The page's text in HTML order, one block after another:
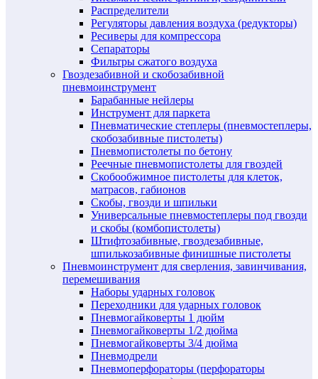
Распределители
Регуляторы давления воздуха (редукторы)
Ресиверы для компрессора
Сепараторы
Фильтры сжатого воздуха
Гвоздезабивной и скобозабивной
пневмоинструмент
Барабанные нейлеры
Инструмент для паркета
Пневматические степлеры (пневмостеплеры,
скобозабивные пистолеты)
Пневмопистолеты по бетону
Реечные пневмопистолеты для гвоздей
Скобообжимное пистолеты для клеток,
матрасов, габионов
Скобы, гвозди и шпильки
Универсальные пневмостеплеры под гвозди
и скобы (комбопистолеты)
Штифтозабивные, гвоздезабивные,
шпилькозабивные финишные пистолеты
Пневмоинструмент для сверления, завинчивания,
перемешивания
Наборы ударных головок
Переходники для ударных головок
Пневмогайковерты 1 дюйм
Пневмогайковерты 1/2 дюйма
Пневмогайковерты 3/4 дюйма
Пневмодрели
Пневмоперфораторы (перфораторы